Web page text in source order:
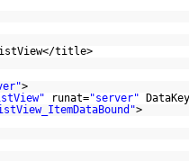
title>
>
runat="server"
>